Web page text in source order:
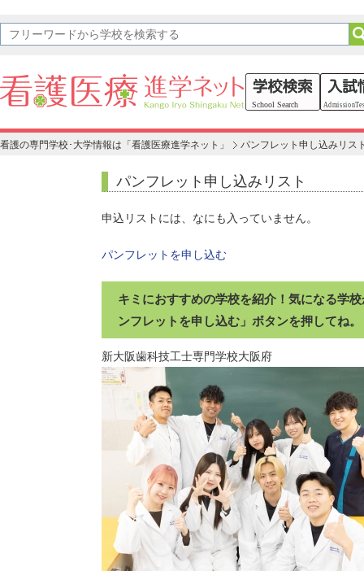
看護の専門学校･大学情報は「看護医療進学ネット」 パンフレット申し込みリス
パンフレット申し込みリスト
申込リストには、なにも入っていません。
パンフレットを申し込む
キミにおすすめの学校を紹介！気になる学
ンフレットを申し込む」ボタンを押してね。
新大阪歯科技工士専門学校大阪府